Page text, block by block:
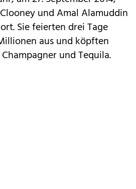
und Amal Alamuddin
Sie feierten drei Tage
aus und köpften
und Tequila.